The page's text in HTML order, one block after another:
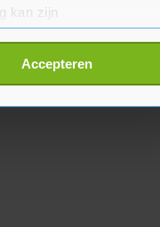
kan zijn
detailgedeelte
Accepteren